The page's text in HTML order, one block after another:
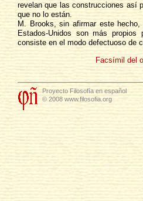
revelan que las construcciones así
que no lo están.
M. Brooks, sin afirmar este
Estados-Unidos son más
consiste en el modo defectuoso de
Facsímil del
Proyecto Filosofía en español
© 2008 www.filosofia.org